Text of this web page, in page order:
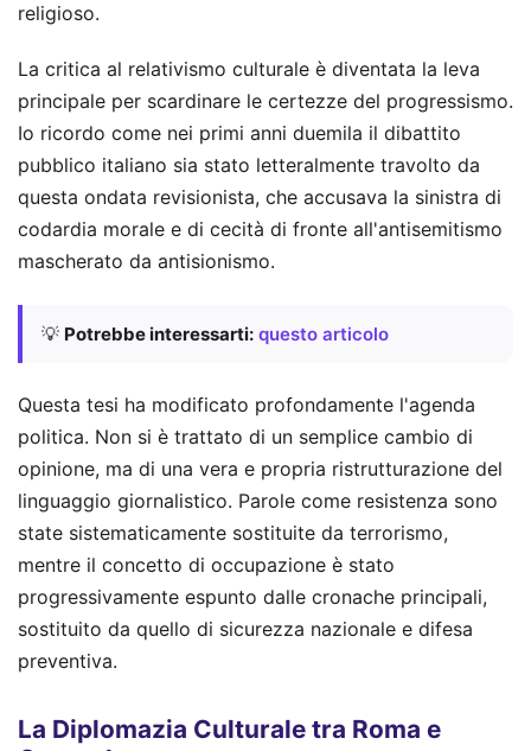
religioso.
La critica al relativismo culturale è diventata la leva
principale per scardinare le certezze del progressismo.
Io ricordo come nei primi anni duemila il dibattito
pubblico italiano sia stato letteralmente travolto da
questa ondata revisionista, che accusava la sinistra di
codardia morale e di cecità di fronte all'antisemitismo
mascherato da antisionismo.
💡 Potrebbe interessarti: questo articolo
Questa tesi ha modificato profondamente l'agenda
politica. Non si è trattato di un semplice cambio di
opinione, ma di una vera e propria ristrutturazione del
linguaggio giornalistico. Parole come resistenza sono
state sistematicamente sostituite da terrorismo,
mentre il concetto di occupazione è stato
progressivamente espunto dalle cronache principali,
sostituito da quello di sicurezza nazionale e difesa
preventiva.
La Diplomazia Culturale tra Roma e